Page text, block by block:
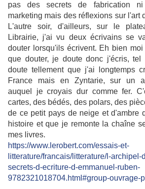
pas des secrets de fabrication
marketing mais des réflexions sur l'art
L'autre soir, d'ailleurs, sur le
Librairie, j'ai vu deux écrivains se
douter lorsqu'ils écrivent. Eh bien
que douter, je doute donc j'écris, tel
doute tellement que j'ai longtemps
France mais en Zyntarie, sur un
auquel je croyais dur comme fer.
cartes, des bédés, des polars, des
de ce petit pays de neige et d'ambre
histoire et que je remonte la chaîne
mes livres.
https://www.lerobert.com/essais-et-
litterature/francais/litterature/l-
secrets-d-ecriture-d-emmanuel-ruben-
9782321018704.html#group-ouvrage-